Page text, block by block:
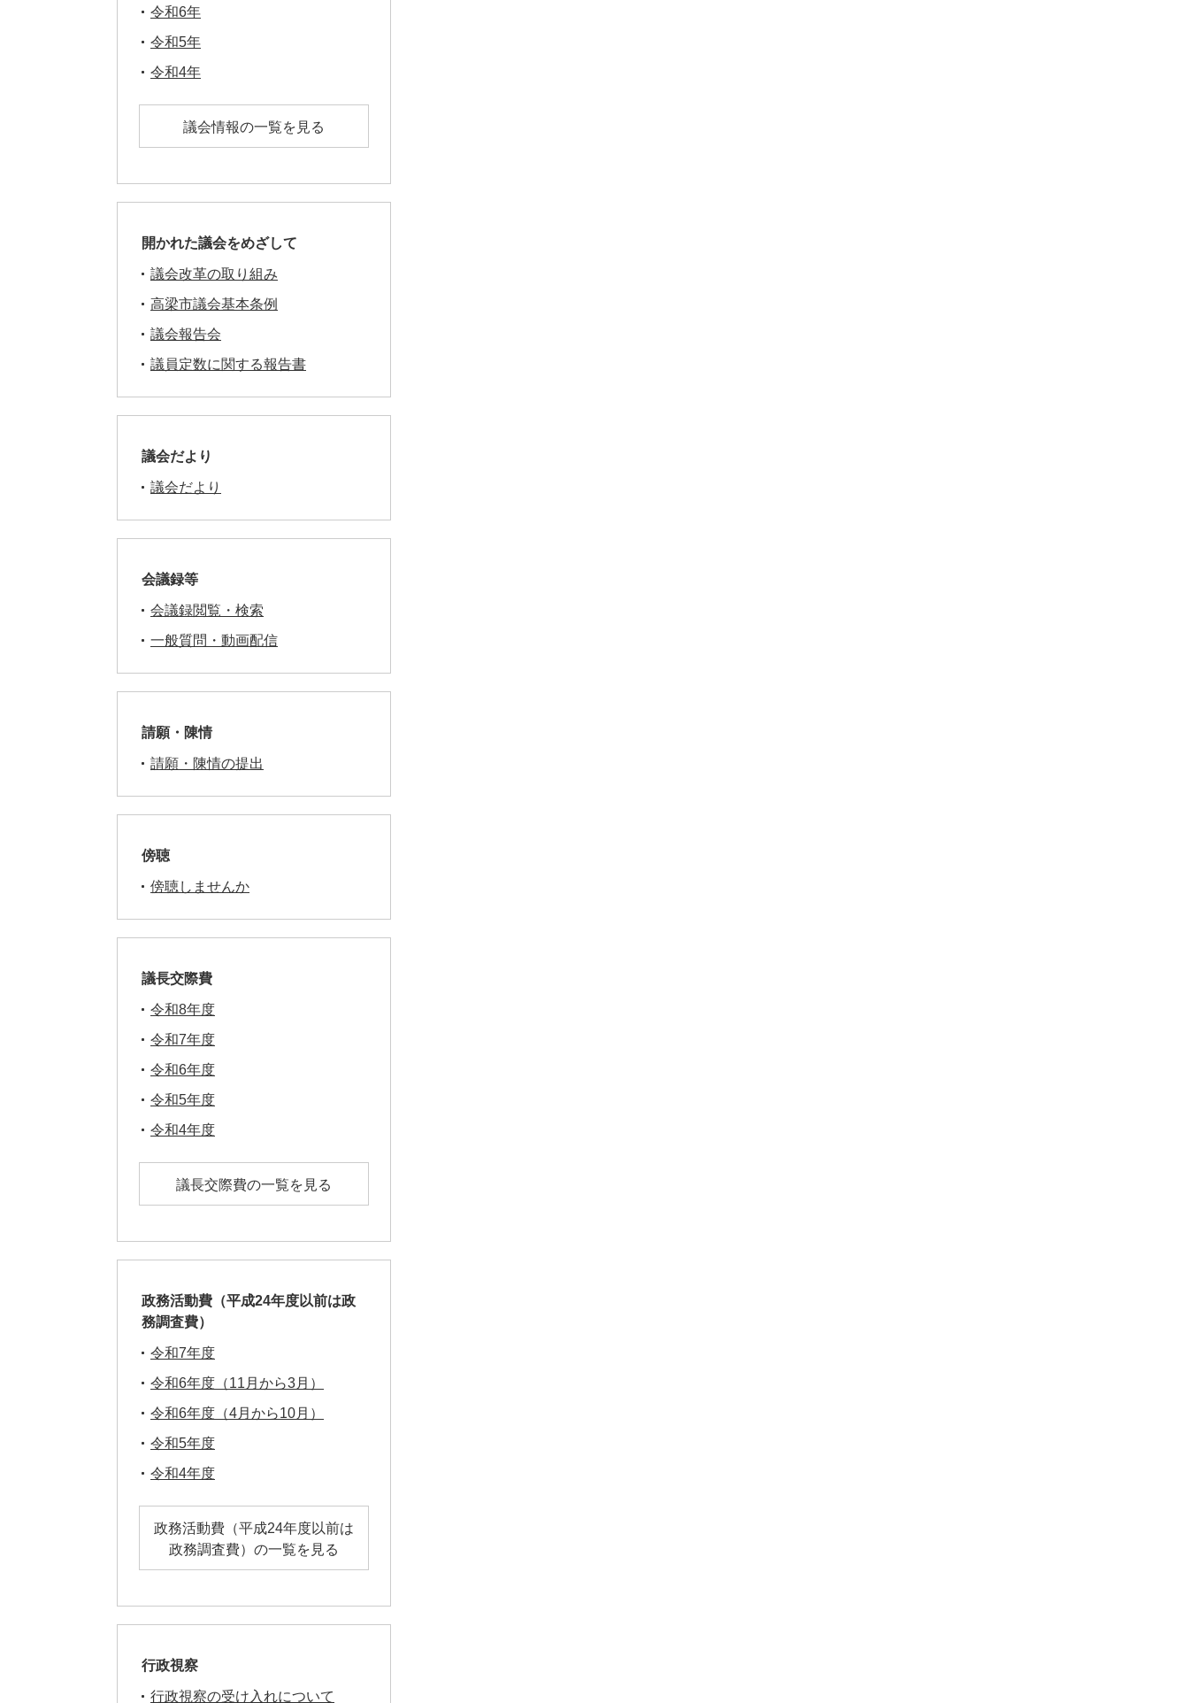
令和6年
令和5年
令和4年
議会情報の一覧を見る
開かれた議会をめざして
議会改革の取り組み
高梁市議会基本条例
議会報告会
議員定数に関する報告書
議会だより
議会だより
会議録等
会議録閲覧・検索
一般質問・動画配信
請願・陳情
請願・陳情の提出
傍聴
傍聴しませんか
議長交際費
令和8年度
令和7年度
令和6年度
令和5年度
令和4年度
議長交際費の一覧を見る
政務活動費（平成24年度以前は政
務調査費）
令和7年度
令和6年度（11月から3月）
令和6年度（4月から10月）
令和5年度
令和4年度
政務活動費（平成24年度以前は
政務調査費）の一覧を見る
行政視察
行政視察の受け入れについて